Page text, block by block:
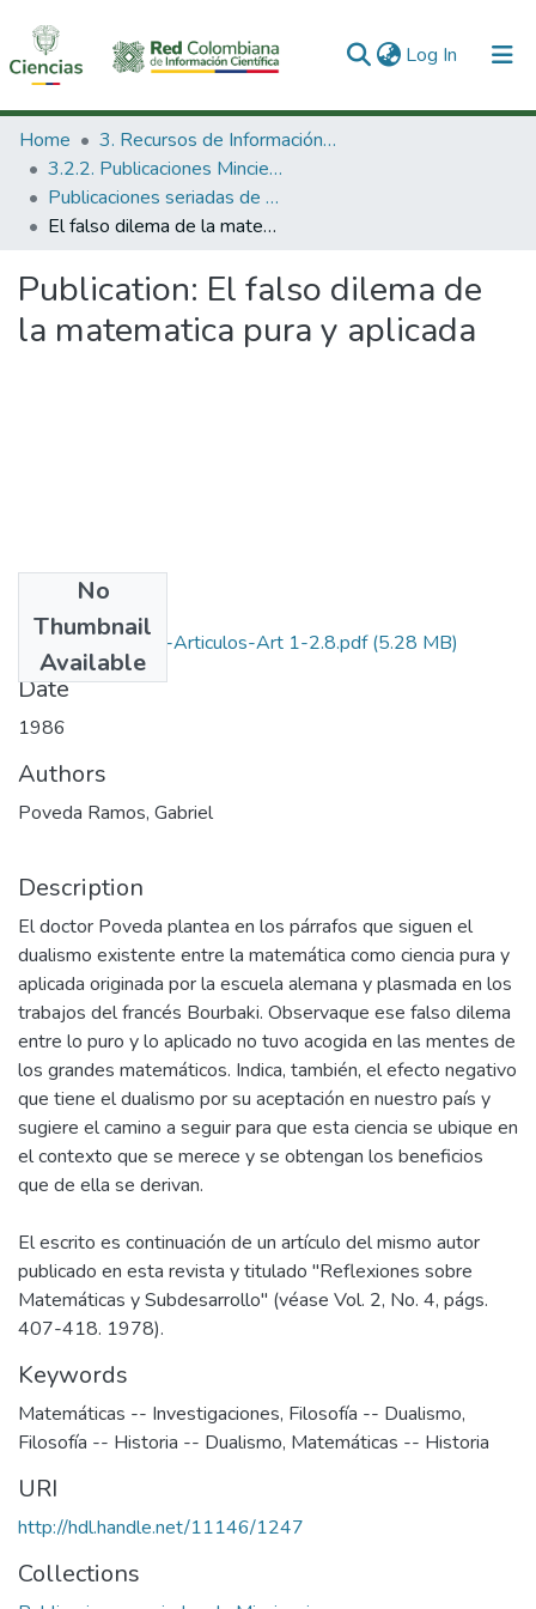
Log In (current)
Communities & Collections
All of DSpace
Statistics
Home
3. Recursos de Información Científica y Tecnológica
3.2.2. Publicaciones Minciencias
Publicaciones seriadas de Minciencias
El falso dilema de la matematica pura y aplicada
Publication: El falso dilema de
la matematica pura y aplicada
No
Thumbnail
Available
1986-V10-N1-2-Articulos-Art 1-2.8.pdf(5.28 MB)
Date
1986
Authors
Poveda Ramos, Gabriel
Description
El doctor Poveda plantea en los párrafos que siguen el
dualismo existente entre la matemática como ciencia pura y
aplicada originada por la escuela alemana y plasmada en los
trabajos del francés Bourbaki. Observaque ese falso dilema
entre lo puro y lo aplicado no tuvo acogida en las mentes de
los grandes matemáticos. Indica, también, el efecto negativo
que tiene el dualismo por su aceptación en nuestro país y
sugiere el camino a seguir para que esta ciencia se ubique en
el contexto que se merece y se obtengan los beneficios
que de ella se derivan.
El escrito es continuación de un artículo del mismo autor
publicado en esta revista y titulado "Reflexiones sobre
Matemáticas y Subdesarrollo" (véase Vol. 2, No. 4, págs.
407-418. 1978).
Keywords
Matemáticas -- Investigaciones, Filosofía -- Dualismo,
Filosofía -- Historia -- Dualismo, Matemáticas -- Historia
URI
http://hdl.handle.net/11146/1247
Collections